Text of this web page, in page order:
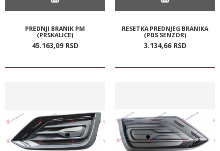
PREDNJI BRANIK PM
(PRSKALICE)
45.163,09 RSD
RESETKA PREDNJEG BRANIKA
(PDS SENZOR)
3.134,66 RSD